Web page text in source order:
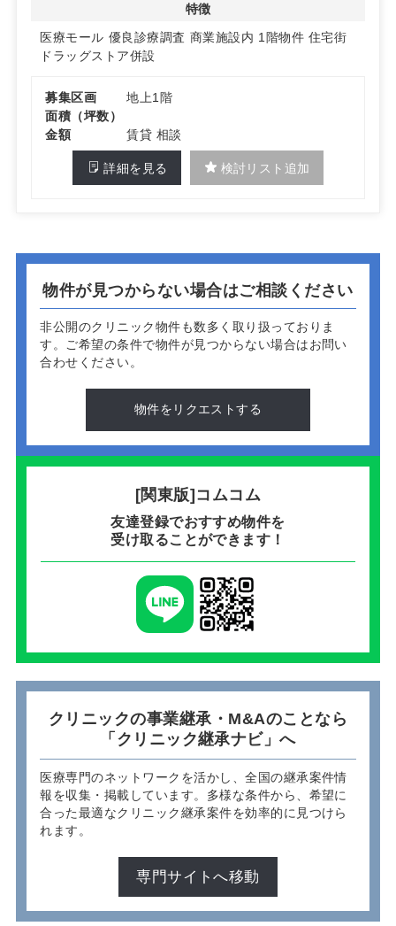
特徴
医療モール 優良診療調査 商業施設内 1階物件 住宅街
ドラッグストア併設
募集区画
地上1階
面積（坪数）
金額
賃貸 相談
詳細を見る 検討リスト追加
物件が見つからない場合はご相談ください
非公開のクリニック物件も数多く取り扱っておりま
す。 ご希望の条件で物件が見つからない場合はお問い
合わせください。
物件をリクエストする
[関東版]コムコム
友達登録でおすすめ物件を
受け取ることができます！
クリニックの事業継承・M&Aのことなら
「クリニック継承ナビ」へ
医療専門のネットワークを活かし、全国の継承案件情
報を収集・掲載しています。多様な条件から、希望に
合った最適なクリニック継承案件を効率的に見つけら
れます。
専門サイトへ移動